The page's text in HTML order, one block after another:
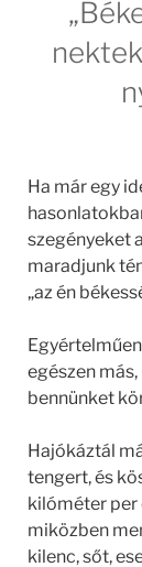
Ha már egy
szegényeket
maradjunk
„az én
egészen
bennünket
Hajókáztál
tengert, és
kilóméter per
miközben
kilenc, sőt,